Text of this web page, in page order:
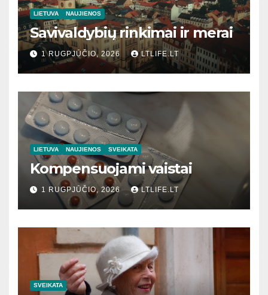
LIETUVA NAUJIENOS
Savivaldybių rinkimai ir merai
1 RUGPJŪČIO, 2026 LTLIFE.LT
LIETUVA NAUJIENOS SVEIKATA
Kompensuojami vaistai
1 RUGPJŪČIO, 2026 LTLIFE.LT
SVEIKATA